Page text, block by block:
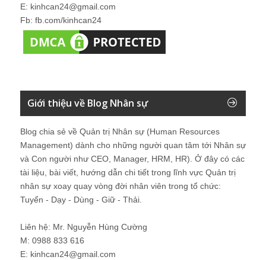
E: kinhcan24@gmail.com
Fb: fb.com/kinhcan24
Giới thiệu về Blog Nhân sự
Blog chia sẻ về Quản trị Nhân sự (Human Resources
Management) dành cho những người quan tâm tới Nhân sự
và Con người như CEO, Manager, HRM, HR). Ở đây có các
tài liệu, bài viết, hướng dẫn chi tiết trong lĩnh vực Quản trị
nhân sự xoay quay vòng đời nhân viên trong tổ chức:
Tuyển - Dạy - Dùng - Giữ - Thải.
Liên hệ: Mr. Nguyễn Hùng Cường
M: 0988 833 616
E: kinhcan24@gmail.com